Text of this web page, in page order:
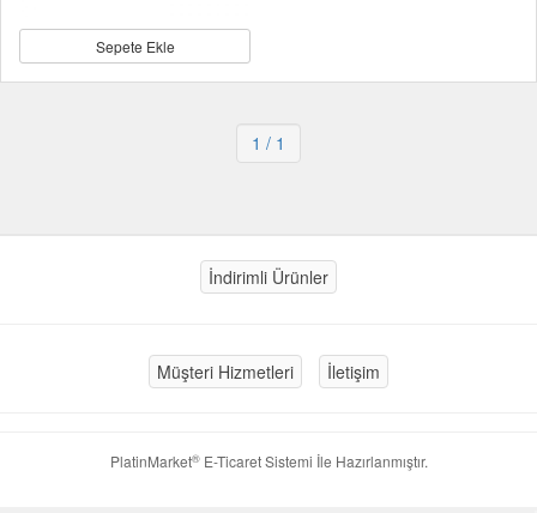
Sepete Ekle
1 / 1
İndirimli Ürünler
Müşteri Hizmetleri İletişim
PlatinMarket®E-Ticaret Sistemi İle Hazırlanmıştır.